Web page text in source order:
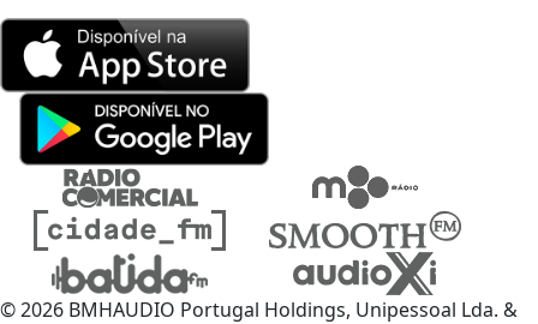
© 2026 BMHAUDIO Portugal Holdings, Unipessoal Lda. &